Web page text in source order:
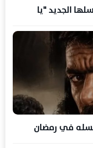
الجديد "يا
في رمضان